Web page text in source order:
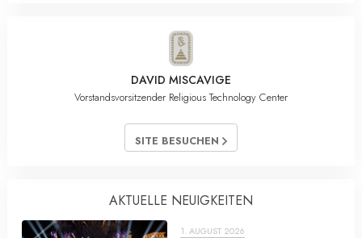
DAVID MISCAVIGE
Vorstandsvorsitzender Religious Technology Center
SITE BESUCHEN
AKTUELLE NEUIGKEITEN
1. AUGUST 2026